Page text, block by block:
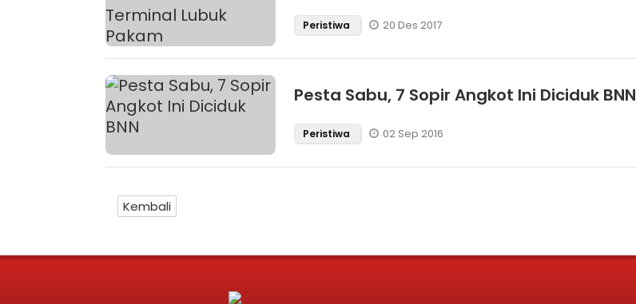
Peristiwa 20 Des 2017
Pesta Sabu, 7 Sopir Angkot Ini Diciduk BNN
Peristiwa 02 Sep 2016
Kembali